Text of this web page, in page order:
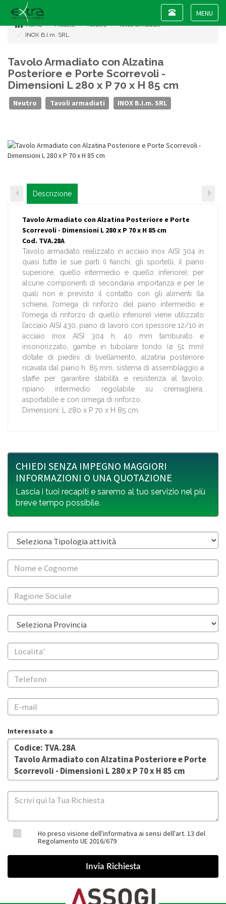
Toggle
Toggle
navigation
Home Prodotti Neutro
Tavoli armadiati
INOX B.I.m. SRL
Tavolo Armadiato con Alzatina
Posteriore e Porte Scorrevoli -
Dimensioni L 280 x P 70 x H 85 cm
Neutro Tavoli armadiati INOX B.I.m. SRL
Descrizione
Tavolo Armadiato con Alzatina Posteriore e Porte
Scorrevoli - Dimensioni L 280 x P 70 x H 85 cm
Cod. TVA.28A
Tavolo armadiato realizzato in acciaio inox AISI 304 in
quasi tutte le sue parti (i fianchi, gli sportelli, il piano
superiore, quello intermedio e quello inferiore), per
alcune componenti di secondaria importanza e per le
quali non è previsto il contatto con gli alimenti (la
schiena, l’omega di rinforzo del piano intermedio e
l’omega di rinforzo di quello inferiore) viene utilizzato
l’acciaio AISI 430, piano di lavoro con spessore 12/10 in
acciaio inox AISI 304 h. 40 mm tamburato e
insonorizzato, gambe in tubolare tondo (ø 51 mm)
dotate di piedini di livellamento, alzatina posteriore
ricavata dal piano h. 85 mm, sistema di assemblaggio a
staffe per garantire stabilità e resistenza al tavolo,
ripiano intermedio regolabile su cremagliera,
asportabile e con omega di rinforzo.
Dimensioni: L 280 x P 70 x H 85 cm
CHIEDI SENZA IMPEGNO MAGGIORI
INFORMAZIONI O UNA QUOTAZIONE
Lascia i tuoi recapiti e saremo al tuo servizio nel più
breve tempo possibile.
Interessato a
Ho preso visione dell'informativa ai sensi dell'art. 13 del
Regolamento UE 2016/679